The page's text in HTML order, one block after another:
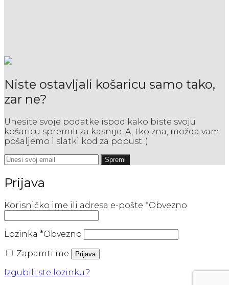
Niste ostavljali košaricu samo tako,
zar ne?
Unesite svoje podatke ispod kako biste svoju
košaricu spremili za kasnije. A, tko zna, možda vam
pošaljemo i slatki kod za popust :)
Spremi
Prijava
Korisničko ime ili adresa e-pošte *Obvezno
Lozinka *Obvezno
Zapamti me
Prijava
Izgubili ste lozinku?